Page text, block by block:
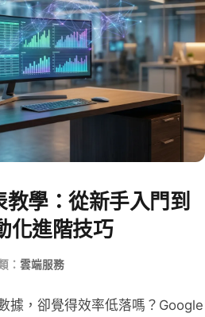
學：從新手入門到
化進階技巧
： 雲端服務
據，卻覺得效率低落嗎？Google